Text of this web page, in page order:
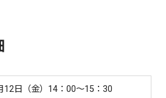
12日（金）14：00～15：30